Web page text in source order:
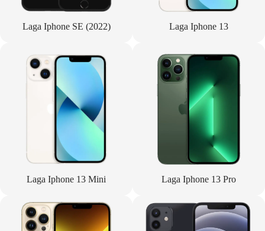
Laga Iphone SE (2022) Laga Iphone 13
Laga Iphone 13 Mini Laga Iphone 13 Pro